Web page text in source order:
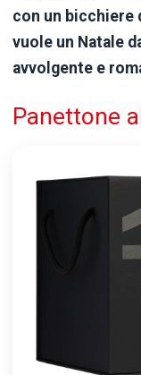
con un bicchiere
vuole un Natale
avvolgente e
Panettone